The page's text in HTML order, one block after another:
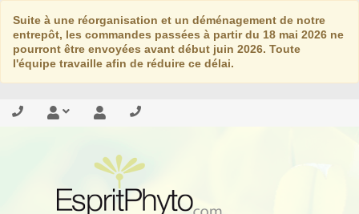
Suite à une réorganisation et un déménagement de notre
entrepôt, les commandes passées à partir du 18 mai 2026 ne
pourront être envoyées avant début juin 2026. Toute
l'équipe travaille afin de réduire ce délai.